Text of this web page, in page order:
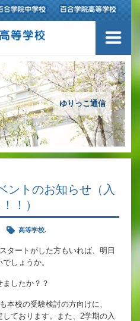
ゆりっこ通信
ントのお知らせ（入
！）
高等学校.
タートがした方もいれば、明日
しょうか。
したか？？
本校の受験検討の方向けに、
ております。また、2学期の入
学校紹介
アクセスマップ
沿革
アカデミックリサーチコース
充実のフォローアップ体制